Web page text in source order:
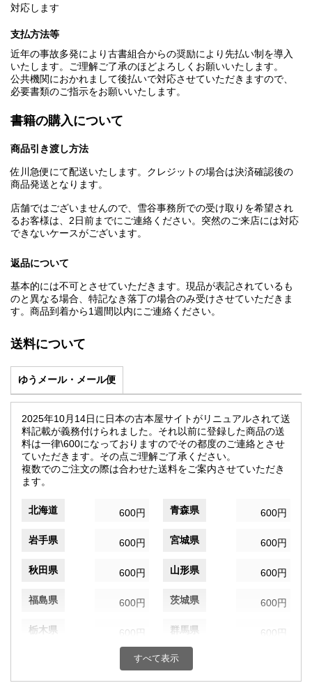
対応します
支払方法等
近年の事故多発により古書組合からの奨励により先払い制を導入
いたします。ご理解ご了承のほどよろしくお願いいたします。
公共機関におかれまして後払いで対応させていただきますので、
必要書類のご指示をお願いいたします。
書籍の購入について
商品引き渡し方法
佐川急便にて配送いたします。クレジットの場合は決済確認後の
商品発送となります。
店舗ではございませんので、雪谷事務所での受け取りを希望され
るお客様は、2日前までにご連絡ください。突然のご来店には対応
できないケースがございます。
返品について
基本的には不可とさせていただきます。現品が表記されているも
のと異なる場合、特記なき落丁の場合のみ受けさせていただきま
す。商品到着から1週間以内にご連絡ください。
送料について
ゆうメール・メール便
2025年10月14日に日本の古本屋サイトがリニュアルされて送
料記載が義務付けられました。それ以前に登録した商品の送
料は一律\600になっておりますのでその都度のご連絡とさせ
ていただきます。その点ご理解ご了承ください。
複数でのご注文の際は合わせた送料をご案内させていただき
ます。
北海道 600円 青森県 600円
岩手県 600円 宮城県 600円
秋田県 600円 山形県 600円
福島県 600円 茨城県 600円
栃木県 600円 群馬県 600円
600円 千葉県
すべて表示